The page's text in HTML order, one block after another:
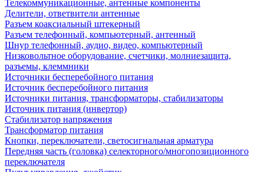
Телекоммуникационные, антенные компоненты
Делители, ответвители антенные
Разъем коаксиальный штекерный
Разъем телефонный, компьютерный, антенный
Шнур телефонный, аудио, видео, компьютерный
Низковольтное оборудование, счетчики, молниезащита,
разъемы, клеммники
Источники бесперебойного питания
Источник бесперебойного питания
Источники питания, трансформаторы, стабилизаторы
Источник питания (инвертор)
Стабилизатор напряжения
Трансформатор питания
Кнопки, переключатели, светосигнальная арматура
Передняя часть (головка) селекторного/многопозиционного
переключателя